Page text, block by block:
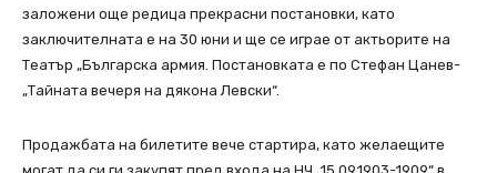
заложени още редица прекрасни постановки, като
заключителната е на 30 юни и ще се играе от актьорите на
Театър „Българска армия. Постановката е по Стефан Цанев-
„Тайната вечеря на дякона Левски“.
Продажбата на билетите вече стартира, като желаещите